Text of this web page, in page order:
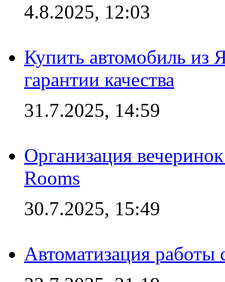
4.8.2025, 12:03
Купить автомобиль из
гарантии качества
31.7.2025, 14:59
Организация
Rooms
30.7.2025, 15:49
Автоматизация работы